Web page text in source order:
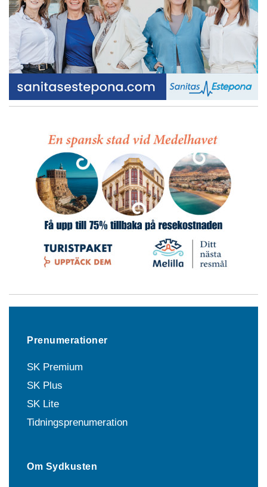
Prenumerationer
SK Premium
SK Plus
SK Lite
Tidningsprenumeration
Om Sydkusten